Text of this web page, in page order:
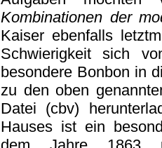
Kombinationen der
Kaiser ebenfalls
Schwierigkeit sich
besondere Bonbon in
zu den oben
Datei (cbv)
Hauses ist ein